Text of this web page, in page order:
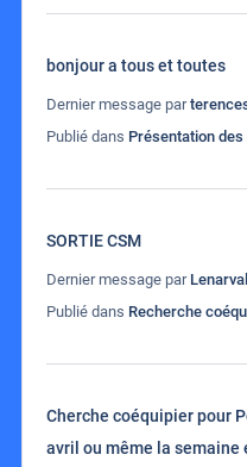
bonjour a tous et toutes
Dernier message par
Publié dans Présentation des
SORTIE CSM
Dernier message par
Publié dans Recherche
Cherche coéquipier pour
avril ou même la